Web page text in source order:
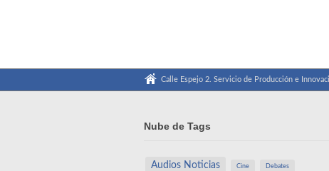
Calle Espejo 2. Servicio de Producción e
Nube de Tags
Audios Noticias Cine Debates